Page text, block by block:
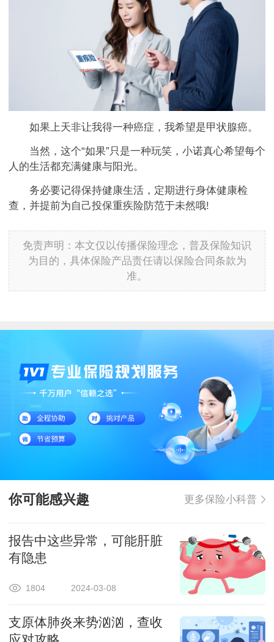
如果上天非让我得一种癌症，我希望是甲状腺癌。
当然，这个“如果”只是一种玩笑，小诺真心希望每个
人的生活都充满健康与阳光。
务必要记得保持健康生活，定期进行身体健康检
查，并提前为自己投保重疾险防范于未然哦!
免责声明：本文仅以传播保险理念，普及保险知识
为目的，具体保险产品责任请以保险合同条款为
准。
你可能感兴趣 更多保险小科普
报告中这些异常，可能肝脏
有隐患
1804 2024-03-08
支原体肺炎来势汹汹，查收